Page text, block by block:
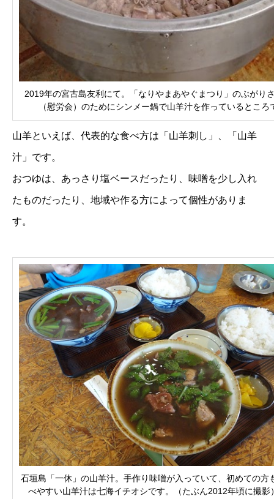
2019年の宮古島友利にて。「なりやまあやぐまつり」のぶがり
（慰労会）のためにシンメー鍋で山羊汁を作っているところ
山羊といえば、代表的な食べ方は「山羊刺し」、「山羊
汁」です。
おつゆは、あっさり塩ベースだったり、味噌を少し入れ
たものだったり、地域や作る方によって個性がありま
す。
石垣島「一休」の山羊汁。手作り味噌が入っていて、初めての方
べやすい山羊汁は七海イチオシです。（たぶん2012年頃に撮影